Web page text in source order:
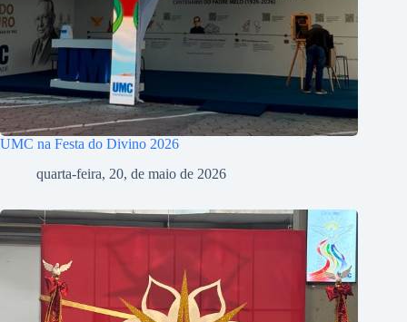
UMC na Festa do Divino 2026
quarta-feira, 20, de maio de 2026